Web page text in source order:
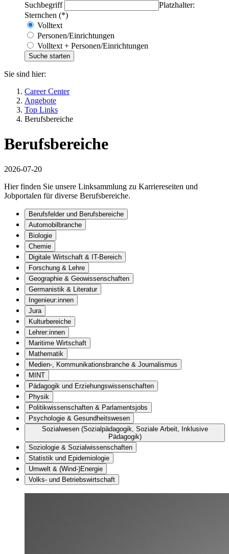
Suchbegriff
Platzhalter:
Sternchen (*)
Volltext
Personen/Einrichtungen
Volltext + Personen/Einrichtungen
Sie sind hier:
Career Center
Angebote
Top Links
Berufsbereiche
Berufsbereiche
2026-07-20
Hier finden Sie unsere Linksammlung zu Karriereseiten und
Jobportalen für diverse Berufsbereiche.
Berufsfelder und Berufsbereiche
Automobilbranche
Biologie
Chemie
Digitale Wirtschaft & IT-Bereich
Forschung & Lehre
Geographie & Geowissenschaften
Germanistik & Literatur
Ingenieur:innen
Jura
Kulturbereiche
Lehrer:innen
Maritime Wirtschaft
Mathematik
Medien-, Kommunikationsbranche & Journalismus
MINT
Pädagogik und Erziehungswissenschaften
Physik
Politikwissenschaften & Parlamentsjobs
Psychologie & Gesundheitswesen
Sozialwesen (Sozialpädagogik, Soziale Arbeit, Inklusive
Pädagogik)
Soziologie & Sozialwissenschaften
Statistik und Epidemiologie
Umwelt & (Wind-)Energie
Volks- und Betriebswirtschaft